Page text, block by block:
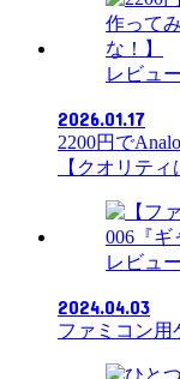
レビュー
2026.01.17
2200円で
【クオリティ
レビュー
2024.04.03
ファミコン用